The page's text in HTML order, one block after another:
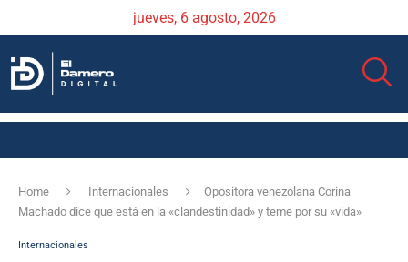
jueves, 6 agosto, 2026
Home Internacionales
Opositora venezolana Corina
Machado dice que está en la «clandestinidad» y teme por su «vida»
Internacionales